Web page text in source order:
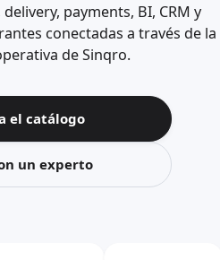
delivery, payments, BI, CRM y
conectadas a través de la
de Sinqro.
el catálogo
un experto